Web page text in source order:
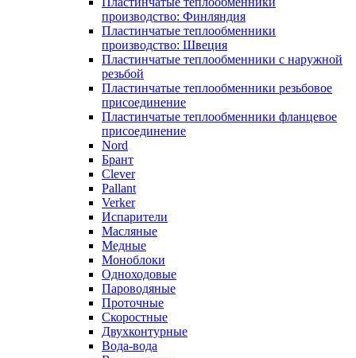
производство: Финляндия
Пластинчатые теплообменники
производство: Швеция
Пластинчатые теплообменники с наружной
резьбой
Пластинчатые теплообменники резьбовое
присоединение
Пластинчатые теплообменники фланцевое
присоединение
Nord
Брант
Clever
Pallant
Verker
Испарители
Масляные
Медные
Моноблоки
Одноходовые
Пароводяные
Проточные
Скоростные
Двухконтурные
Вода-вода